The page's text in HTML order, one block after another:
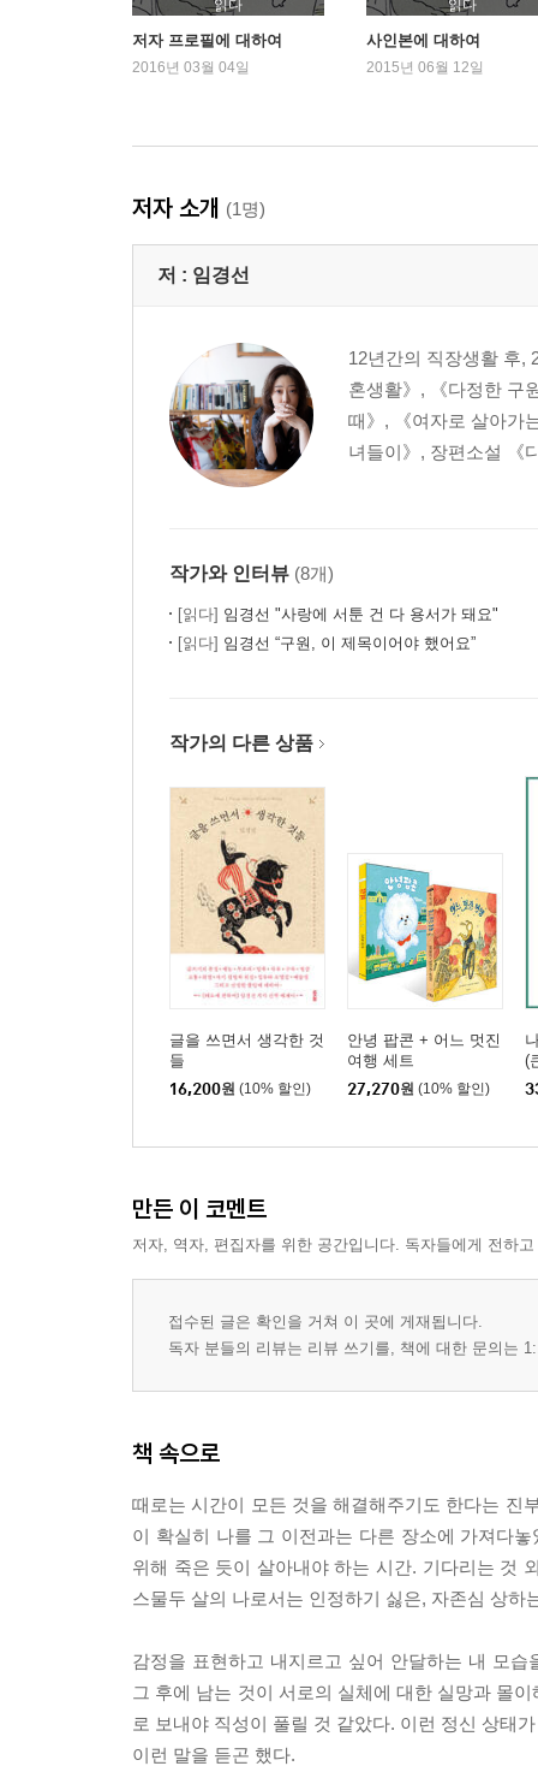
개인성의 예의
서가에서 우린 만났지
누군가의 인생을 상담한다는 것
나는 행복해지고 싶을까
어른 남자가 내게 가르쳐준 것
나는 왜 차였나
인생은 직선이 아니니까
독자와 연애하기
나는 정말 행복해지고 싶을까
아름다운 이별은 존재하는가
우연한 전직
내가 원하는 것을 알아가는 어려움
읽다
저자 프로필에 대하여
2016년 03월 04일
읽다
사인본에 대하여
2015년 06월 12일
저자 소개 (1명)
저 : 임경선
12년간의 직장생활 후,
혼생활》, 《다정한 구
때》, 《여자로 살아가
녀들이》, 장편소설 《
작가와 인터뷰 (8개)
[읽다] 임경선 "사랑에 서툰 건 다 용서가 돼요"
[읽다] 임경선 “구원, 이 제목이어야 했어요”
작가의 다른 상품
글을 쓰면서 생각한 것
들
16,200원 (10% 할인)
안녕 팝콘 + 어느 멋진
여행 세트
27,270원 (10% 할인)
(
만든 이 코멘트
저자, 역자, 편집자를 위한 공간입니다. 독자들에게 전하
접수된 글은 확인을 거쳐 이 곳에 게재됩니다.
독자 분들의 리뷰는 리뷰 쓰기를, 책에 대한 문의는
책 속으로
때로는 시간이 모든 것을 해결해주기도 한다는 진
이 확실히 나를 그 이전과는 다른 장소에 가져다
위해 죽은 듯이 살아내야 하는 시간. 기다리는 것
스물두 살의 나로서는 인정하기 싫은, 자존심 상하
감정을 표현하고 내지르고 싶어 안달하는 내 모습
그 후에 남는 것이 서로의 실체에 대한 실망과 몰
로 보내야 직성이 풀릴 것 같았다. 이런 정신 상태
이런 말을 듣곤 했다.